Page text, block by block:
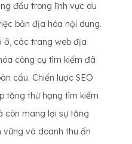
đầu trong lĩnh vực du
bản địa hóa nội dung.
ở, các trang web địa
công cụ tìm kiếm đã
cầu. Chiến lược SEO
tăng thứ hạng tìm kiếm
còn mang lại sự tăng
và doanh thu ấn